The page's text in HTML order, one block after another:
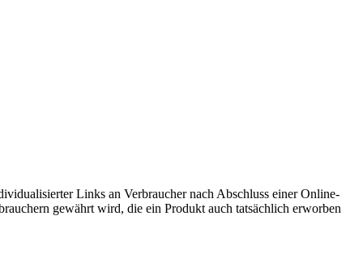
Links an Verbraucher nach Abschluss einer Online-
gewährt wird, die ein Produkt auch tatsächlich erworben